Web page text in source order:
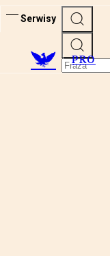
Serwisy
PRO